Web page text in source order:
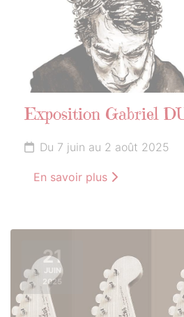
Exposition Gabriel
Du 7 juin au 2 août 2025
En savoir plus
21
JUIN
2025